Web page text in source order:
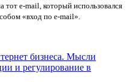
тот e-mail, который использовался
«вход по e-mail».